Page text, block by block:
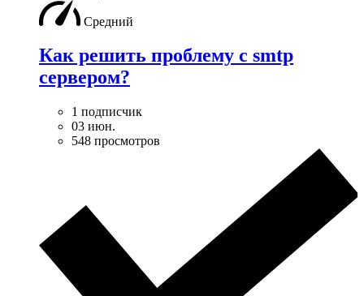
Средний
Как решить проблему с smtp
сервером?
1 подписчик
03 июн.
548 просмотров